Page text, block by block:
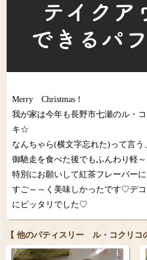
Merry Christmas！
我が家は今年も長野市七瀬のル・
キ☆
なんちゃら(横文字忘れた)って言う
御馳走を食べた後でもふんわり軽
特別にお願いして紅茶フレーバー
すご～～く美味しかったです♡デ
にピッタリでした♡
【 他のパティスリー ル・コクリコ